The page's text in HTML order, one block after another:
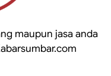
maupun jasa anda